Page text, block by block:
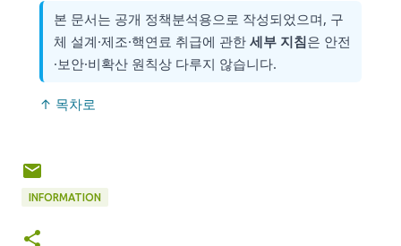
본 문서는 공개 정책분석용으로 작성되었으며, 구
체 설계·제조·핵연료 취급에 관한 세부 지침은 안전
·보안·비확산 원칙상 다루지 않습니다.
↑ 목차로
INFORMATION